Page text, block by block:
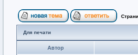
Для печати
Автор